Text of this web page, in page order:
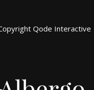
Qode Interactive